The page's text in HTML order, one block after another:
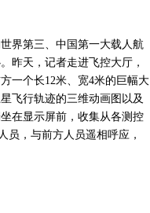
界第三、中国第一大载人航
昨天，记者走进飞控大厅，
一个长12米、宽4米的巨幅大
飞行轨迹的三维动画图以及
在显示屏前，收集从各测控
员，与前方人员遥相呼应，